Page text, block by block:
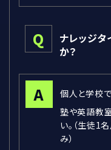
Q
ナレッジタ
か？
A
個人と学校
塾や英語教
い。（生徒1
み）